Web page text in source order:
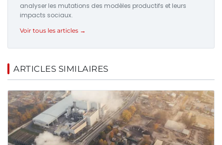
analyser les mutations des modèles productifs et leurs
impacts sociaux.
Voir tous les articles →
ARTICLES SIMILAIRES